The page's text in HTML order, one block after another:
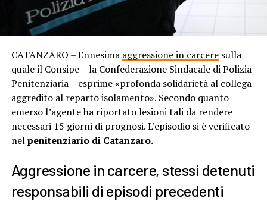
CATANZARO – Ennesima aggressione in carceresulla
quale il Consipe – la Confederazione Sindacale di Polizia
Penitenziaria – esprime «profonda solidarietà al collega
aggredito al reparto isolamento». Secondo quanto
emerso l’agente ha riportato lesioni tali da rendere
necessari 15 giorni di prognosi. L’episodio si è verificato
nelpenitenziario di Catanzaro.
Aggressione in carcere, stessi detenuti
responsabili di episodi precedenti